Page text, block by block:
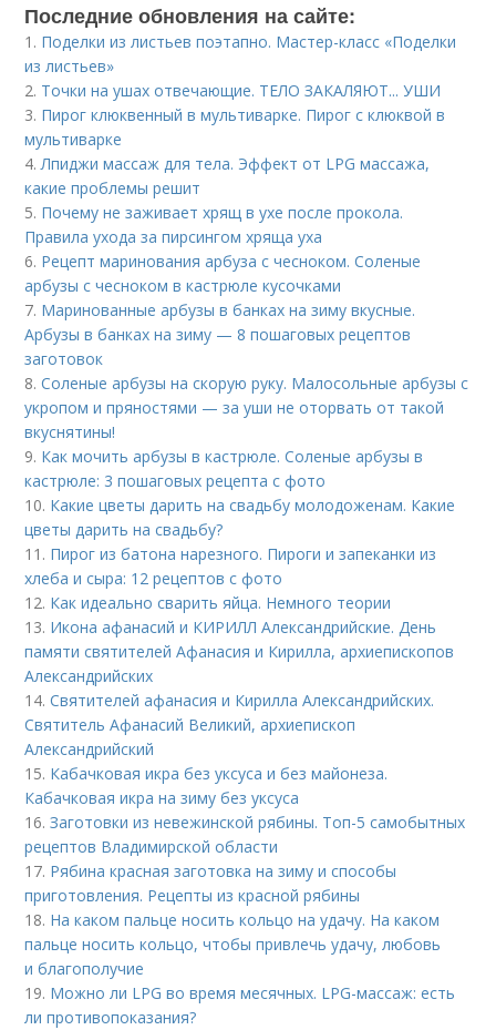
Последние обновления на сайте:
1. Поделки из листьев поэтапно. Мастер-класс «Поделки
из листьев»
2. Точки на ушах отвечающие. ТЕЛО ЗАКАЛЯЮТ... УШИ
3. Пирог клюквенный в мультиварке. Пирог с клюквой в
мультиварке
4.Лпиджи массаж для тела. Эффект от LPG массажа,
какие проблемы решит
5. Почему не заживает хрящ в ухе после прокола.
Правила ухода за пирсингом хряща уха
6. Рецепт маринования арбуза с чесноком. Соленые
арбузы с чесноком в кастрюле кусочками
7. Маринованные арбузы в банках на зиму вкусные.
Арбузы в банках на зиму — 8 пошаговых рецептов
заготовок
8.Соленые арбузы на скорую руку. Малосольные арбузы с
укропом и пряностями — за уши не оторвать от такой
вкуснятины!
9. Как мочить арбузы в кастрюле. Соленые арбузы в
кастрюле: 3 пошаговых рецепта с фото
10. Какие цветы дарить на свадьбу молодоженам. Какие
цветы дарить на свадьбу?
11. Пирог из батона нарезного. Пироги и запеканки из
хлеба и сыра: 12 рецептов с фото
12. Как идеально сварить яйца. Немного теории
13. Икона афанасий и КИРИЛЛ Александрийские. День
памяти святителей Афанасия и Кирилла, архиепископов
Александрийских
14.Святителей афанасия и Кирилла Александрийских.
Святитель Афанасий Великий, архиепископ
Александрийский
15. Кабачковая икра без уксуса и без майонеза.
Кабачковая икра на зиму без уксуса
16.Заготовки из невежинской рябины. Топ-5 самобытных
рецептов Владимирской области
17. Рябина красная заготовка на зиму и способы
приготовления. Рецепты из красной рябины
18. На каком пальце носить кольцо на удачу. На каком
пальце носить кольцо, чтобы привлечь удачу, любовь
и благополучие
19. Можно ли LPG во время месячных. LPG-массаж: есть
ли противопоказания?